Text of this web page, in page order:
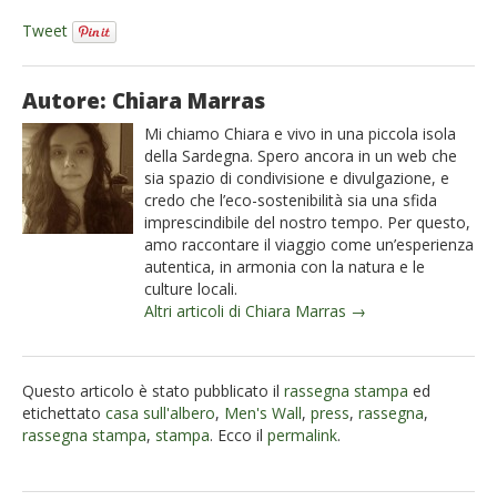
Tweet
Autore: Chiara Marras
Mi chiamo Chiara e vivo in una piccola isola
della Sardegna. Spero ancora in un web che
sia spazio di condivisione e divulgazione, e
credo che l’eco-sostenibilità sia una sfida
imprescindibile del nostro tempo. Per questo,
amo raccontare il viaggio come un’esperienza
autentica, in armonia con la natura e le
culture locali.
Altri articoli di Chiara Marras →
Questo articolo è stato pubblicato il rassegna stampa ed
etichettato casa sull'albero, Men's Wall, press, rassegna,
rassegna stampa, stampa. Ecco il permalink.